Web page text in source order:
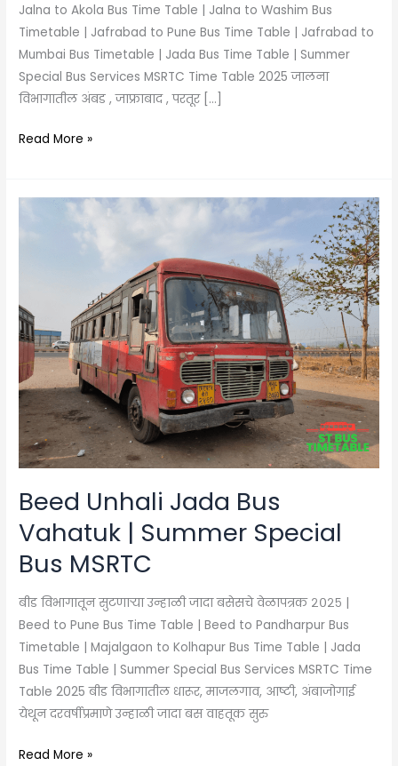
Jalna to Akola Bus Time Table | Jalna to Washim Bus
Timetable | Jafrabad to Pune Bus Time Table | Jafrabad to
Mumbai Bus Timetable | Jada Bus Time Table | Summer
Special Bus Services MSRTC Time Table 2025 जालना
विभागातील अंबड , जाफ्राबाद , परतूर […]
Read More »
Beed Unhali Jada Bus
Vahatuk | Summer Special
Bus MSRTC
बीड विभागातून सुटणाऱ्या उन्हाळी जादा बसेसचे वेळापत्रक २०२५ |
Beed to Pune Bus Time Table | Beed to Pandharpur Bus
Timetable | Majalgaon to Kolhapur Bus Time Table | Jada
Bus Time Table | Summer Special Bus Services MSRTC Time
Table 2025 बीड विभागातील धारूर, माजलगाव, आष्टी, अंबाजोगाई
येथून दरवर्षीप्रमाणे उन्हाळी जादा बस वाहतूक सुरु
Beed
|
Summer
Special
Bus
MSRTC
Read More »